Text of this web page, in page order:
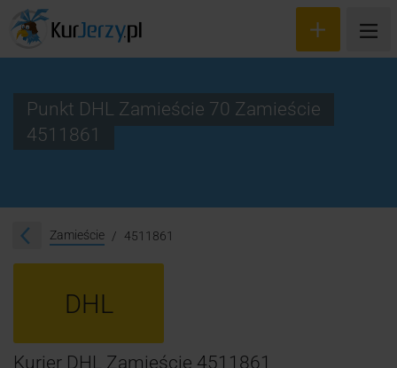
Śledzenie przesyłki
Punkt DHL Zamieście 70 Zamieście
4511861
Zamieście 4511861
DHL
Kurier DHL Zamieście 4511861